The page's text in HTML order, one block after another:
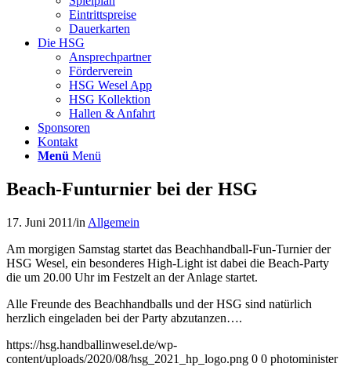
Eintrittspreise
Dauerkarten
Die HSG
Ansprechpartner
Förderverein
HSG Wesel App
HSG Kollektion
Hallen & Anfahrt
Sponsoren
Kontakt
Menü Menü
Beach-Funturnier bei der HSG
17. Juni 2011/in Allgemein
Am morgigen Samstag startet das Beachhandball-Fun-Turnier der
HSG Wesel, ein besonderes High-Light ist dabei die Beach-Party
die um 20.00 Uhr im Festzelt an der Anlage startet.
Alle Freunde des Beachhandballs und der HSG sind natürlich
herzlich eingeladen bei der Party abzutanzen….
https://hsg.handballinwesel.de/wp-
content/uploads/2020/08/hsg_2021_hp_logo.png 0 0 photominister